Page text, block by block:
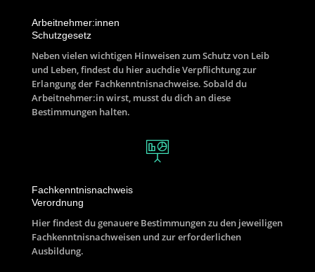
Arbeitnehmer:innen
Schutzgesetz
Neben vielen wichtigen Hinweisen zum Schutz von Leib
und Leben, findest du hier auchdie Verpflichtung zur
Erlangung der Fachkenntnisnachweise. Sobald du
Arbeitnehmer:in wirst, musst du dich an diese
Bestimmungen halten.
Fachkenntnisnachweis
Verordnung
Hier findest du genauere Bestimmungen zu den jeweiligen
Fachkenntnisnachweisen und zur erforderlichen
Ausbildung.